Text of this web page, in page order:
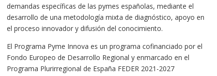
demandas específicas de las pymes españolas, mediante el
desarrollo de una metodología mixta de diagnóstico, apoyo en
el proceso innovador y difusión del conocimiento.
El Programa Pyme Innova es un programa cofinanciado por el
Fondo Europeo de Desarrollo Regional y enmarcado en el
Programa Plurirregional de España FEDER 2021-2027